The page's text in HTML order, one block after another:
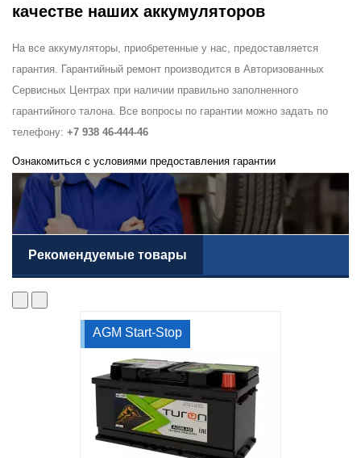
качестве наших аккумуляторов
На все аккумуляторы, приобретенные у нас, предоставляется
гарантия. Гарантийный ремонт производится в Авторизованных
Сервисных Центрах при наличии правильно заполненного
гарантийного талона. Все вопросы по гарантии можно задать по
телефону: +7 938 46-444-46
Ознакомиться с условиями предоставления гарантии
Рекомендуемые товары
AGM Start-Stop